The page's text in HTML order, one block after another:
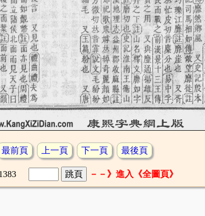
最前頁 上一頁 下一頁 最後頁
－－》進入《全圖頁》